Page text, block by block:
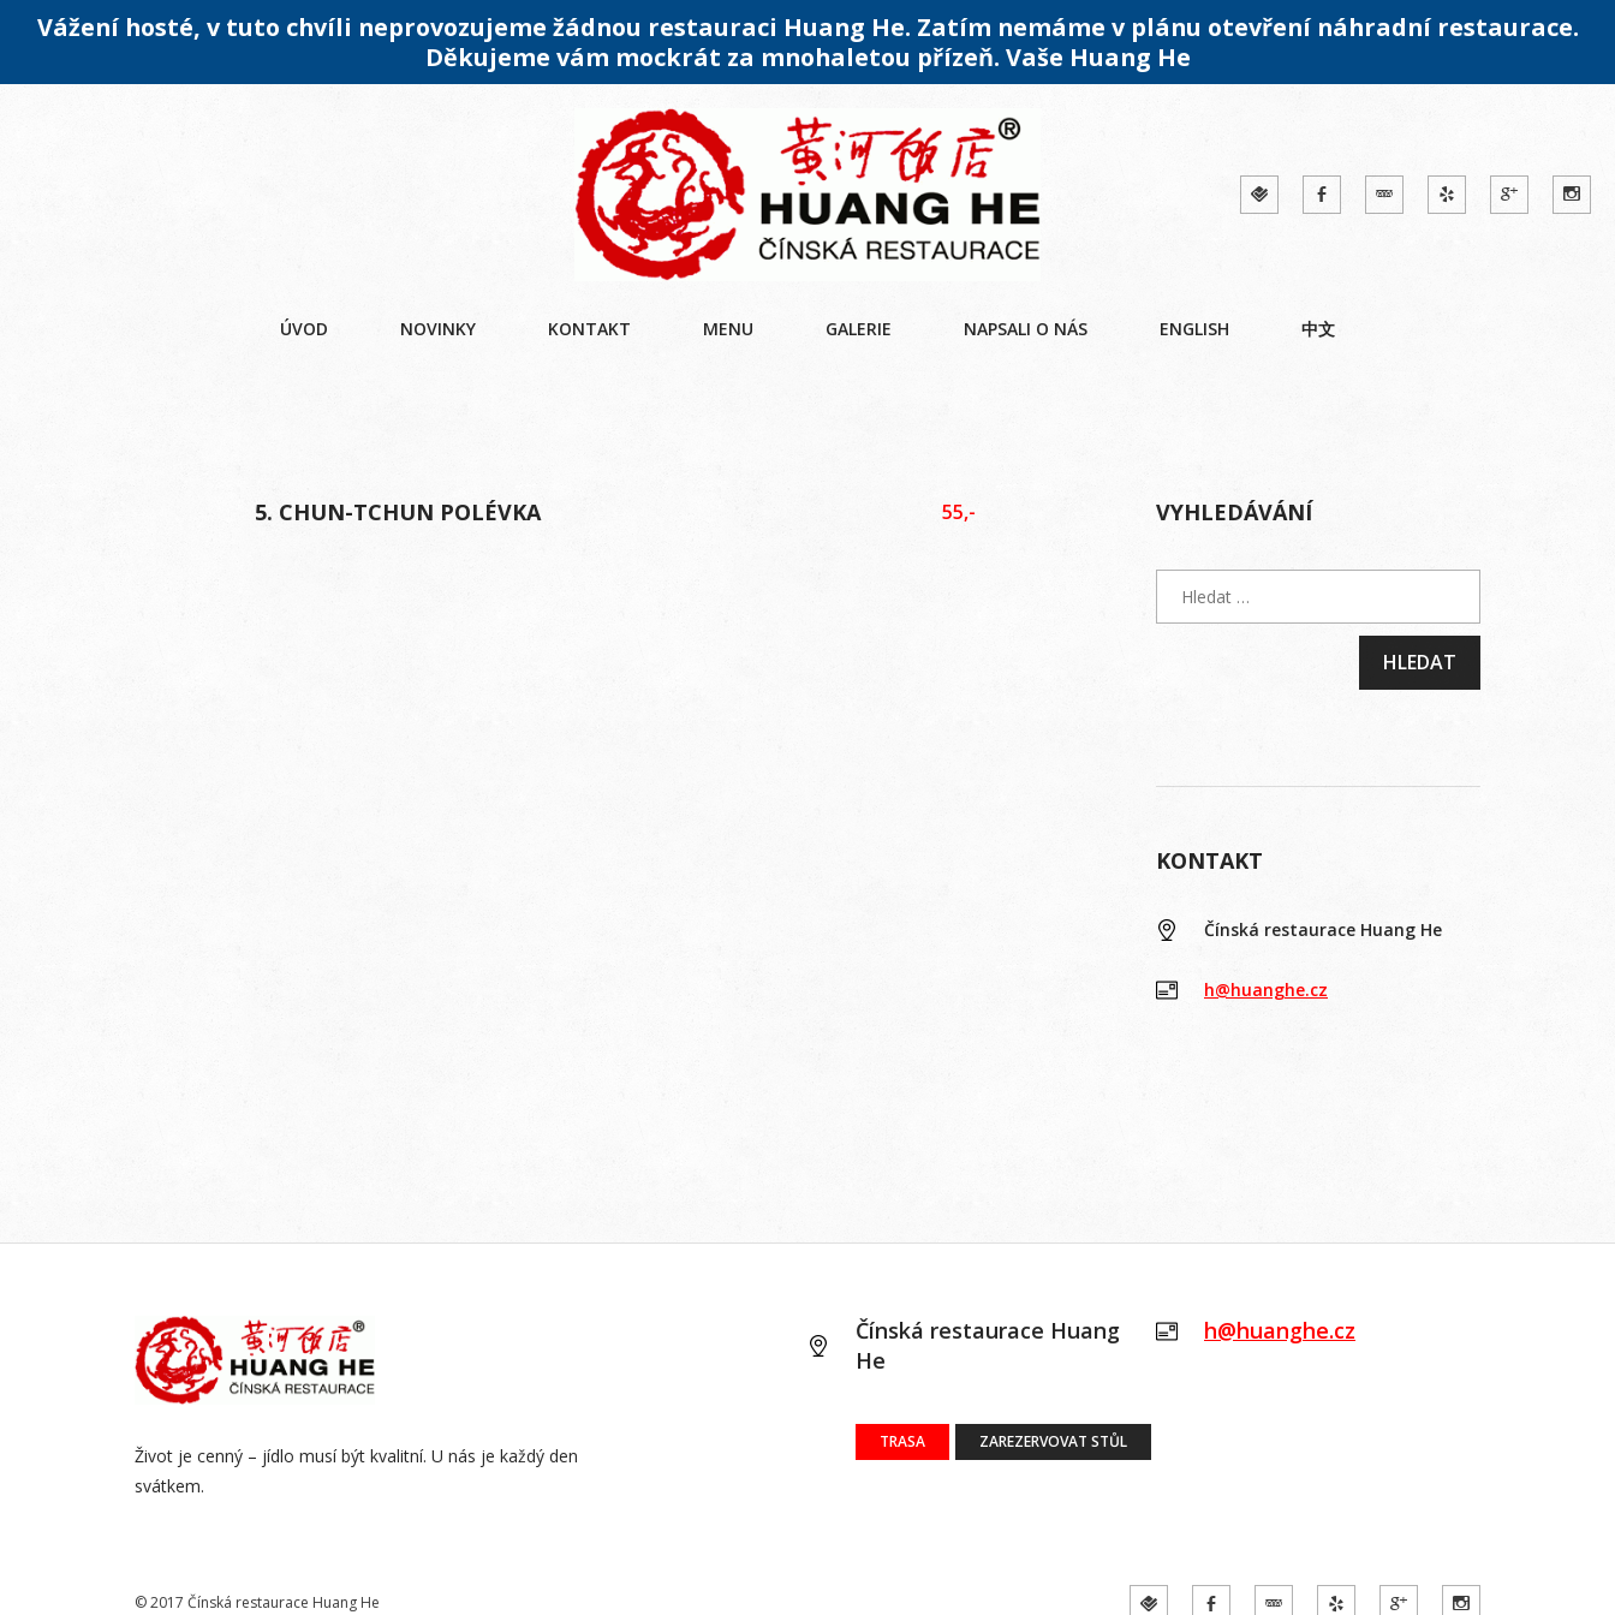
Vážení hosté, v tuto chvíli neprovozujeme žádnou restauraci Huang He. Zatím nemáme v plánu otevření náhradní restaurace.
Děkujeme vám mockrát za mnohaletou přízeň. Vaše Huang He
ÚVOD NOVINKY KONTAKT MENU GALERIE NAPSALI O NÁS ENGLISH 中文
5. CHUN-TCHUN POLÉVKA 55,- VYHLEDÁVÁNÍ
KONTAKT
Čínská restaurace Huang He
h@huanghe.cz
Život je cenný – jídlo musí být kvalitní. U nás je každý den
svátkem.
Čínská restaurace Huang
He
h@huanghe.cz
TRASA ZAREZERVOVAT STŮL
© 2017 Čínská restaurace Huang He